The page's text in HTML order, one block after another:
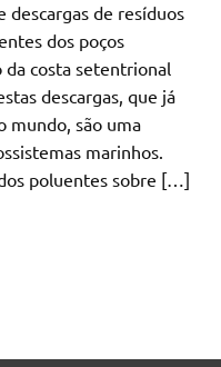
descargas de resíduos
dos poços
costa setentrional
descargas, que já
mundo, são uma
marinhos.
poluentes sobre […]